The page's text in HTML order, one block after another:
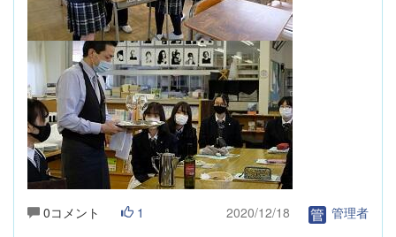
0コメント 1 2020/12/18 管理者